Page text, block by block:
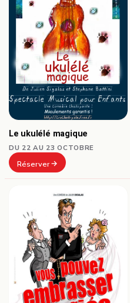
Le ukulélé magique
DU 22 AU 23 OCTOBRE
Réserver